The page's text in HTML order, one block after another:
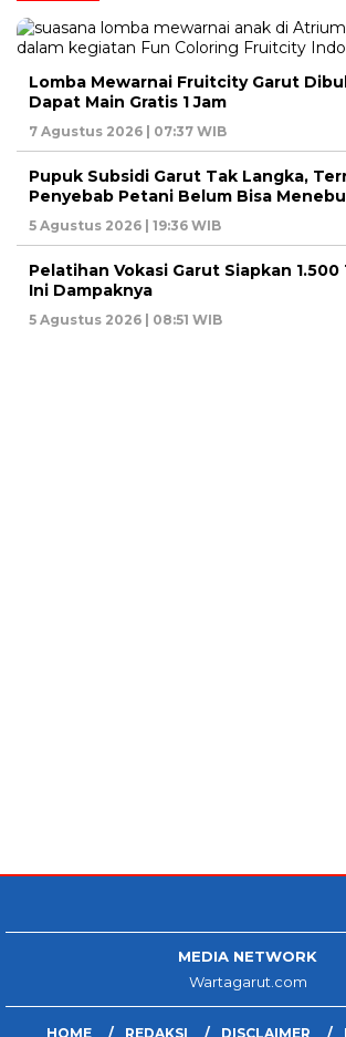
Lomba Mewarnai Fruitcity Garut
Dapat Main Gratis 1 Jam
7 Agustus 2026 | 07:37 WIB
Pupuk Subsidi Garut Tak Langka,
Penyebab Petani Belum Bisa
5 Agustus 2026 | 19:36 WIB
Pelatihan Vokasi Garut Siapkan 1.500
Ini Dampaknya
5 Agustus 2026 | 08:51 WIB
MEDIA NETWORK
Wartagarut.com
HOME REDAKSI DISCLAIMER